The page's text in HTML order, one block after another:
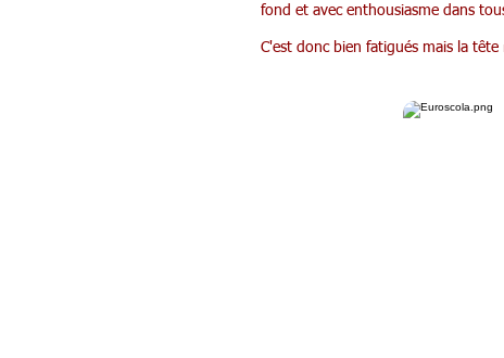
fond et avec enthousiasme dans
C'est donc bien fatigués mais la